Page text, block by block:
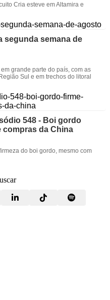
Cria esteve em Altamira e
segunda semana de
grande parte do país, com as
Sul e em trechos do litoral
548 - Boi gordo
compras da China
do boi gordo, mesmo com